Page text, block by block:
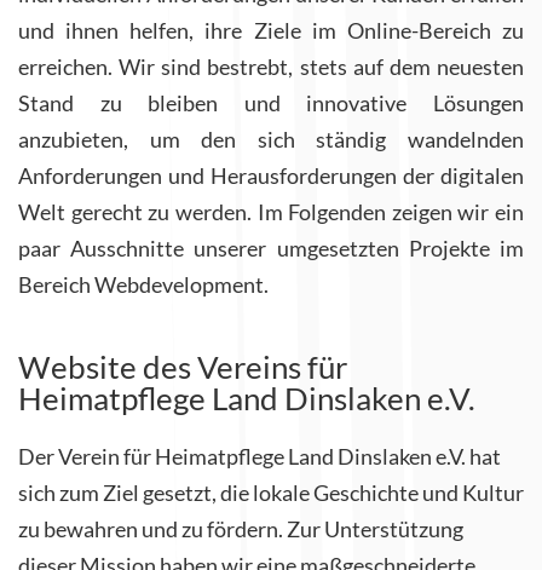
und ihnen helfen, ihre Ziele im Online-Bereich zu
erreichen. Wir sind bestrebt, stets auf dem neuesten
Stand zu bleiben und innovative Lösungen
anzubieten, um den sich ständig wandelnden
Anforderungen und Herausforderungen der digitalen
Welt gerecht zu werden. Im Folgenden zeigen wir ein
paar Ausschnitte unserer umgesetzten Projekte im
Bereich Webdevelopment.
Website des Vereins für
Heimatpflege Land Dinslaken e.V.
Der Verein für Heimatpflege Land Dinslaken e.V. hat
sich zum Ziel gesetzt, die lokale Geschichte und Kultur
zu bewahren und zu fördern. Zur Unterstützung